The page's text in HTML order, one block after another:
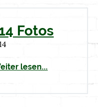
Fotos
lesen...